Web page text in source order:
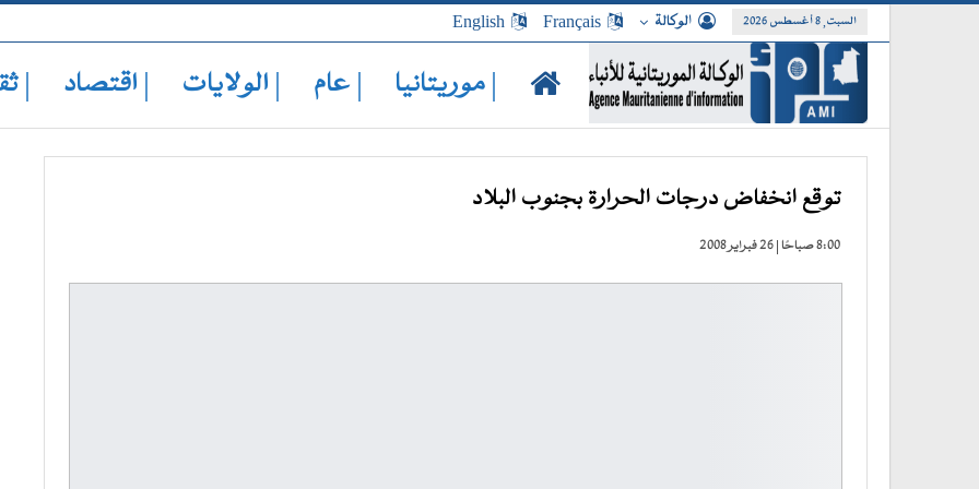
السبت, 8 أغسطس 2026 الوكالة Français
English
| موريتانيا | عام | الولايات | اقتصاد |
توقع انخفاض درجات الحرارة بجنوب البلاد
8:00 صباحًا | 26 فبراير 2008